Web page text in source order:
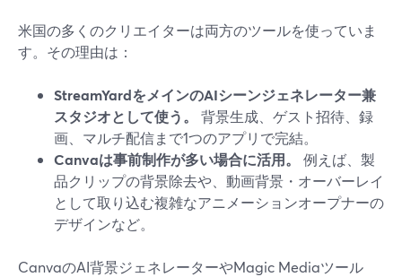
米国の多くのクリエイターは両方のツールを使っていま
す。その理由は：
StreamYardをメインのAIシーンジェネレーター兼
スタジオとして使う。
背景生成、ゲスト招待、録
画、マルチ配信まで1つのアプリで完結。
Canvaは事前制作が多い場合に活用。
例えば、製
品クリップの背景除去や、動画背景・オーバーレイ
として取り込む複雑なアニメーションオープナーの
デザインなど。
CanvaのAI背景ジェネレーターやMagic Mediaツール